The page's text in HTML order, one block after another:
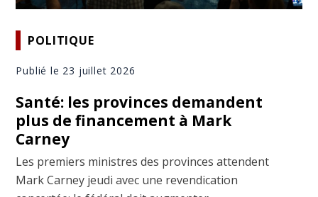
POLITIQUE
Publié le 23 juillet 2026
Santé: les provinces demandent
plus de financement à Mark
Carney
Les premiers ministres des provinces attendent
Mark Carney jeudi avec une revendication